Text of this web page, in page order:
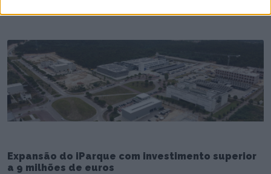
Expansão do iParque com investimento superior
a 9 milhões de euros